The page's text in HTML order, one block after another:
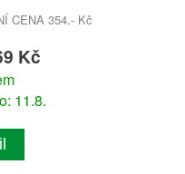
CENA 354.- Kč
Kč
11.8.